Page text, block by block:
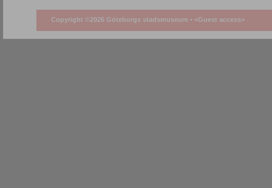
Copyright ©2026 Göteborgs stadsmuseum • <Guest access>